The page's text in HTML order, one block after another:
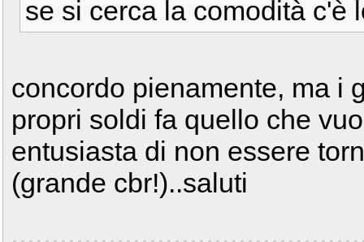
se si cerca la comodità c'è
concordo pienamente, ma i
propri soldi fa quello che
entusiasta di non essere
(grande cbr!)..saluti